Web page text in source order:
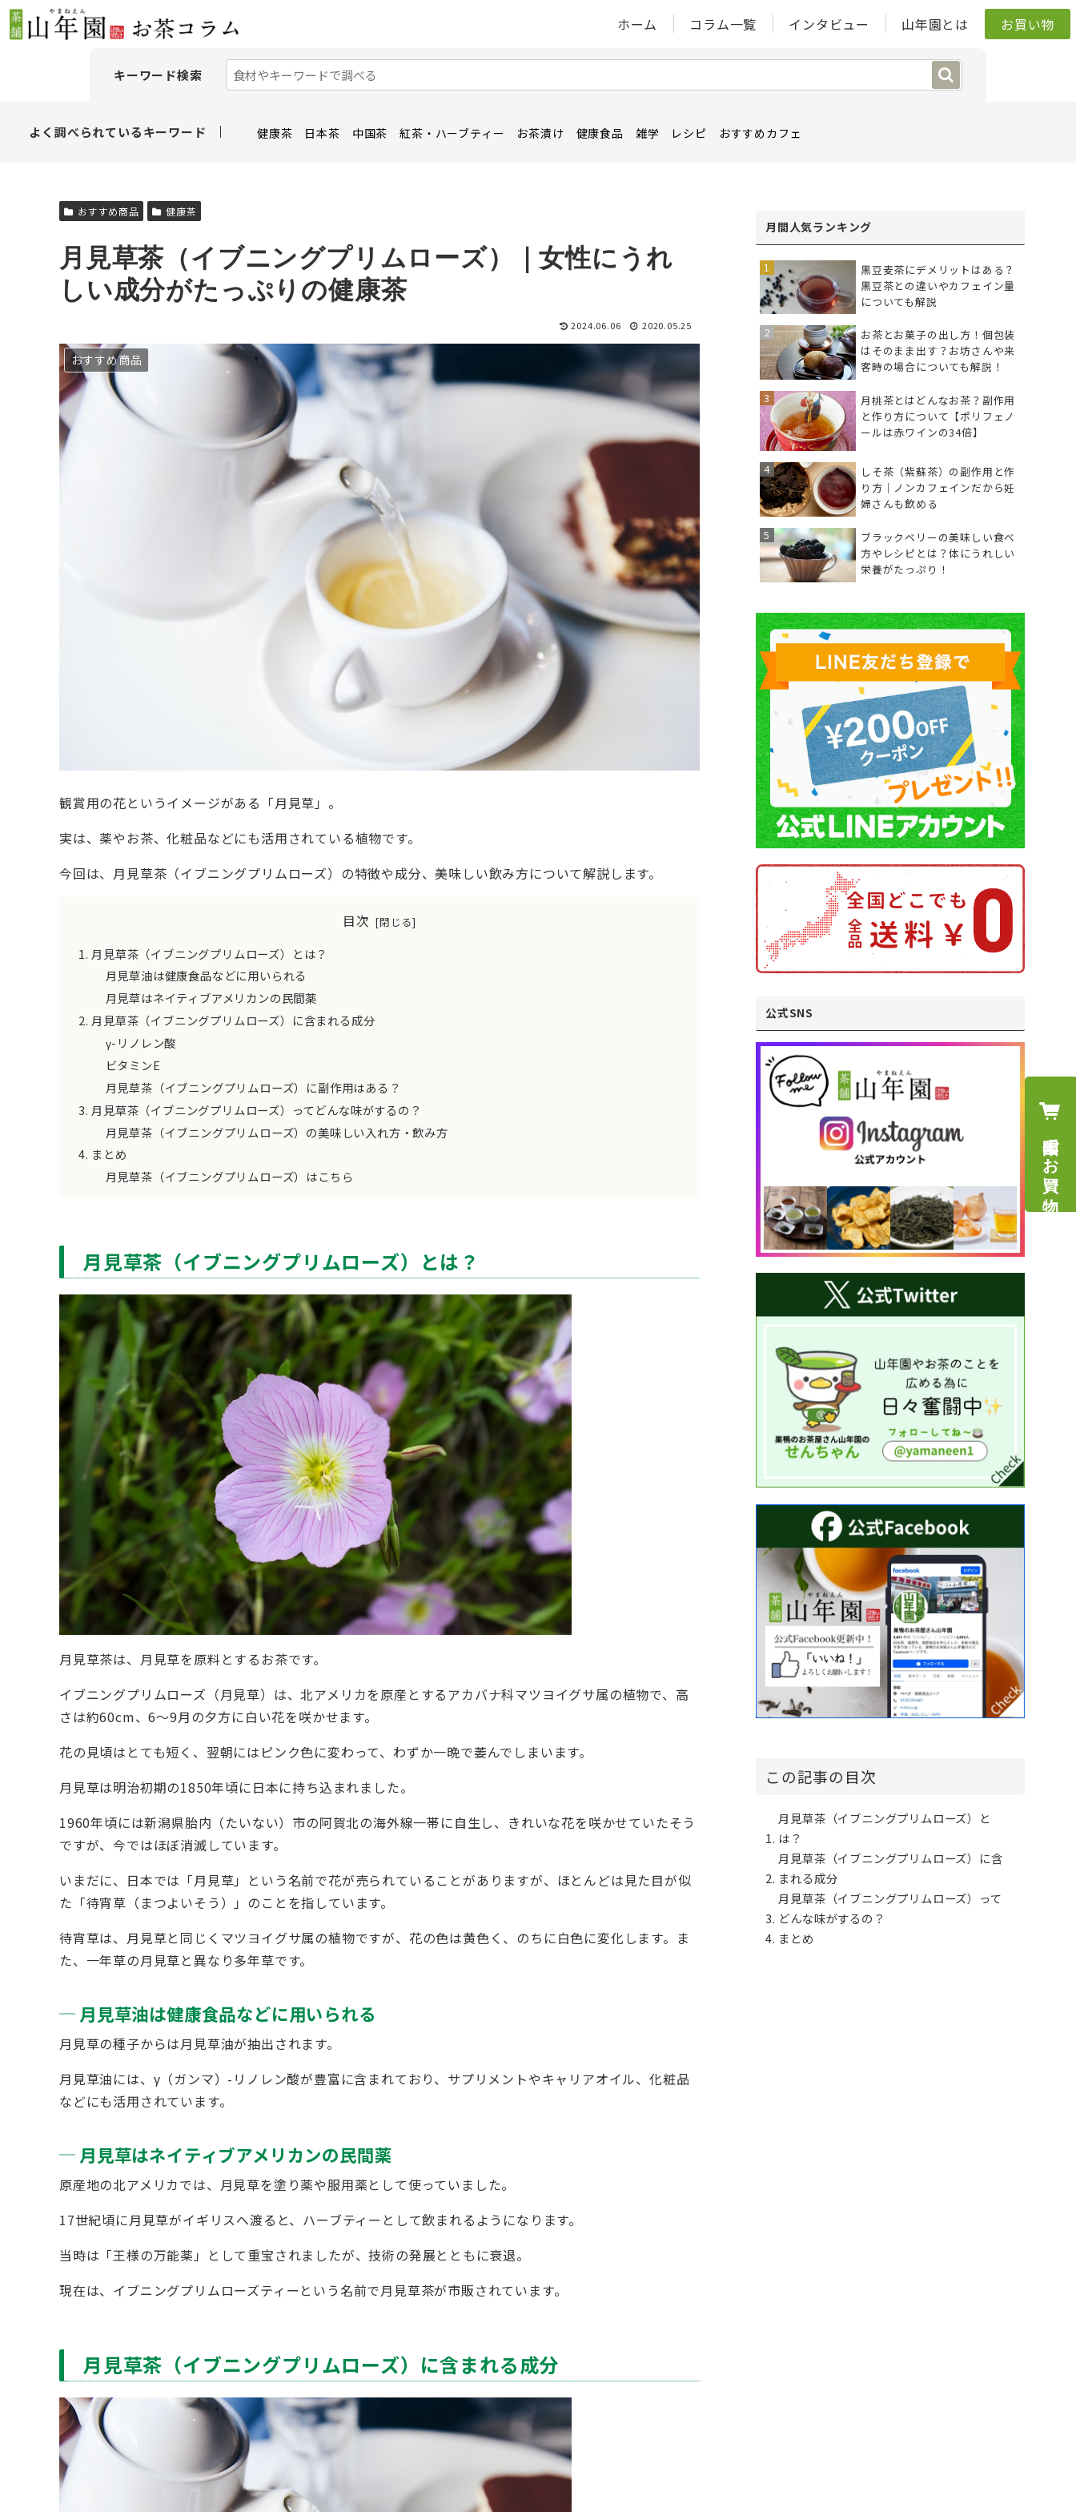
ホーム コラム一覧 インタビュー 山年園とは お買い物
キーワード検索
よく調べられているキーワード 健康茶 日本茶 中国茶 紅茶・ハーブティー お茶漬け 健康食品 雑学 レシピ おすすめカフェ
おすすめ商品 健康茶
月見草茶（イブニングプリムローズ）｜女性にうれ
しい成分がたっぷりの健康茶
2024.06.06 2020.05.25
おすすめ商品
観賞用の花というイメージがある「月見草」。
実は、薬やお茶、化粧品などにも活用されている植物です。
今回は、月見草茶（イブニングプリムローズ）の特徴や成分、美味しい飲み方について解説します。
目次
月見草茶（イブニングプリムローズ）とは？
月見草油は健康食品などに用いられる
月見草はネイティブアメリカンの民間薬
月見草茶（イブニングプリムローズ）に含まれる成分
γ-リノレン酸
ビタミンE
月見草茶（イブニングプリムローズ）に副作用はある？
月見草茶（イブニングプリムローズ）ってどんな味がするの？
月見草茶（イブニングプリムローズ）の美味しい入れ方・飲み方
まとめ
月見草茶（イブニングプリムローズ）はこちら
月見草茶（イブニングプリムローズ）とは？
月見草茶は、月見草を原料とするお茶です。
イブニングプリムローズ（月見草）は、北アメリカを原産とするアカバナ科マツヨイグサ属の植物で、高
さは約60cm、6～9月の夕方に白い花を咲かせます。
花の見頃はとても短く、翌朝にはピンク色に変わって、わずか一晩で萎んでしまいます。
月見草は明治初期の1850年頃に日本に持ち込まれました。
1960年頃には新潟県胎内（たいない）市の阿賀北の海外線一帯に自生し、きれいな花を咲かせていたそう
ですが、今ではほぼ消滅しています。
いまだに、日本では「月見草」という名前で花が売られていることがありますが、ほとんどは見た目が似
た「待宵草（まつよいそう）」のことを指しています。
待宵草は、月見草と同じくマツヨイグサ属の植物ですが、花の色は黄色く、のちに白色に変化します。ま
た、一年草の月見草と異なり多年草です。
月見草油は健康食品などに用いられる
月見草の種子からは月見草油が抽出されます。
月見草油には、γ（ガンマ）-リノレン酸が豊富に含まれており、サプリメントやキャリアオイル、化粧品
などにも活用されています。
月見草はネイティブアメリカンの民間薬
原産地の北アメリカでは、月見草を塗り薬や服用薬として使っていました。
17世紀頃に月見草がイギリスへ渡ると、ハーブティーとして飲まれるようになります。
当時は「王様の万能薬」として重宝されましたが、技術の発展とともに衰退。
現在は、イブニングプリムローズティーという名前で月見草茶が市販されています。
月見草茶（イブニングプリムローズ）に含まれる成分
月間人気ランキング
黒豆麦茶にデメリットはある？
黒豆茶との違いやカフェイン量
についても解説
お茶とお菓子の出し方！個包装
はそのまま出す？お坊さんや来
客時の場合についても解説！
月桃茶とはどんなお茶？副作用
と作り方について【ポリフェノ
ールは赤ワインの34倍】
しそ茶（紫蘇茶）の副作用と作
り方｜ノンカフェインだから妊
婦さんも飲める
ブラックベリーの美味しい食べ
方やレシピとは？体にうれしい
栄養がたっぷり！
公式SNS
この記事の目次
月見草茶（イブニングプリムローズ）と
は？
月見草茶（イブニングプリムローズ）に含
まれる成分
月見草茶（イブニングプリムローズ）って
どんな味がするの？
まとめ
山年園でお買い物